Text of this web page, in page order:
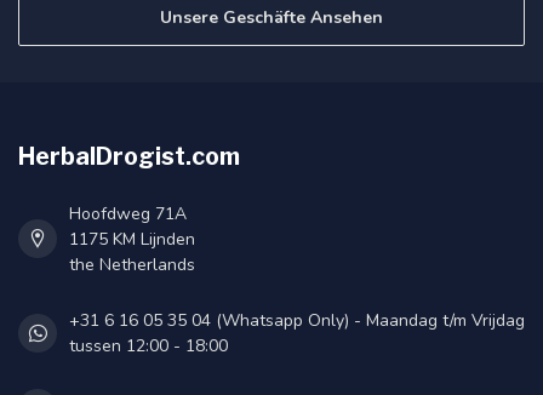
Unsere Geschäfte Ansehen
HerbalDrogist.com
Hoofdweg 71A
1175 KM Lijnden
the Netherlands
+31 6 16 05 35 04 (Whatsapp Only) - Maandag t/m Vrijdag
tussen 12:00 - 18:00